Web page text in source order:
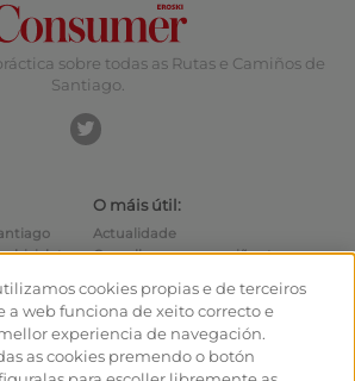
sobre todas as Rutas e Camiños de
Santiago.
bicicleta
de
O máis útil:
Actualidade
Consellos para o camiñante
Como saír de Santiago
Calculadora
Historia
cookies propias e de terceiros
a web funciona de xeito correcto e
experiencia de navegación.
as cookies premendo o botón